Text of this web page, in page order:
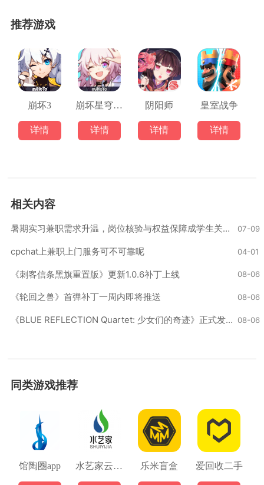
推荐游戏
崩坏3
详情
崩坏星穹铁道
详情
阴阳师
详情
皇室战争
详情
相关内容
暑期实习兼职需求升温，岗位核验与权益保障成学生关注重点 07-09
cpchat上兼职上门服务可不可靠呢 04-01
‌《刺客信条黑旗重置版》更新1.0.6补丁上线‌ 08-06
‌《轮回之兽》首弹补丁一周内即将推送‌ 08-06
《BLUE REFLECTION Quartet: 少女们的奇迹》正式发售上线 08-06
同类游戏推荐
馆陶圈app 水艺家云生活 乐米盲盒 爱回收二手